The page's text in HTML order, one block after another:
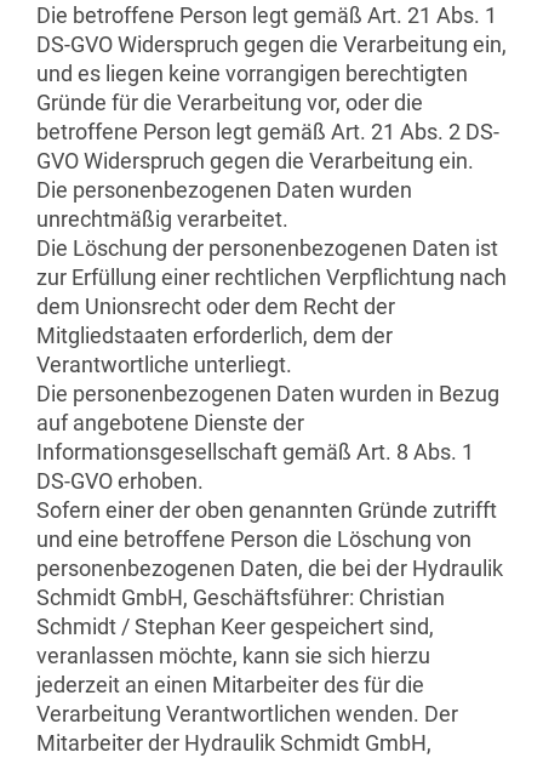
Die betroffene Person legt gemäß Art. 21 Abs. 1
DS-GVO Widerspruch gegen die Verarbeitung ein,
und es liegen keine vorrangigen berechtigten
Gründe für die Verarbeitung vor, oder die
betroffene Person legt gemäß Art. 21 Abs. 2 DS-
GVO Widerspruch gegen die Verarbeitung ein.
Die personenbezogenen Daten wurden
unrechtmäßig verarbeitet.
Die Löschung der personenbezogenen Daten ist
zur Erfüllung einer rechtlichen Verpflichtung nach
dem Unionsrecht oder dem Recht der
Mitgliedstaaten erforderlich, dem der
Verantwortliche unterliegt.
Die personenbezogenen Daten wurden in Bezug
auf angebotene Dienste der
Informationsgesellschaft gemäß Art. 8 Abs. 1
DS-GVO erhoben.
Sofern einer der oben genannten Gründe zutrifft
und eine betroffene Person die Löschung von
personenbezogenen Daten, die bei der Hydraulik
Schmidt GmbH, Geschäftsführer: Christian
Schmidt / Stephan Keer gespeichert sind,
veranlassen möchte, kann sie sich hierzu
jederzeit an einen Mitarbeiter des für die
Verarbeitung Verantwortlichen wenden. Der
Mitarbeiter der Hydraulik Schmidt GmbH,